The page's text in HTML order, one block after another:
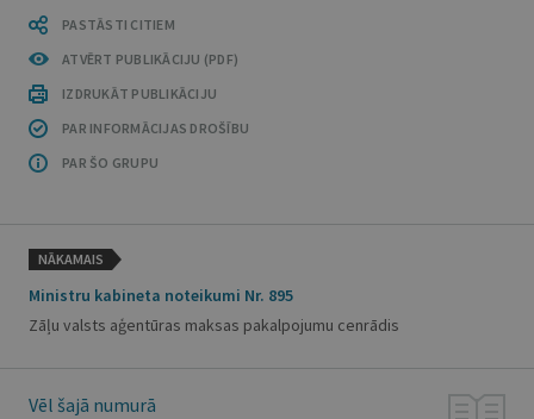
PASTĀSTI CITIEM
ATVĒRT PUBLIKĀCIJU (PDF)
IZDRUKĀT PUBLIKĀCIJU
PAR INFORMĀCIJAS DROŠĪBU
PAR ŠO GRUPU
NĀKAMAIS
Ministru kabineta noteikumi Nr. 895
Zāļu valsts aģentūras maksas pakalpojumu cenrādis
Vēl šajā numurā